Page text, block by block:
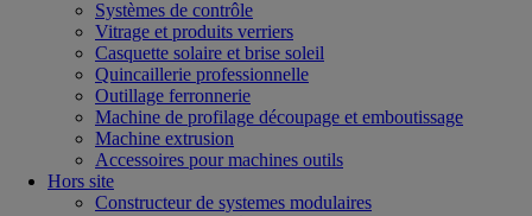
Systèmes de contrôle
Vitrage et produits verriers
Casquette solaire et brise soleil
Quincaillerie professionnelle
Outillage ferronnerie
Machine de profilage découpage et emboutissage
Machine extrusion
Accessoires pour machines outils
Hors site
Constructeur de systemes modulaires